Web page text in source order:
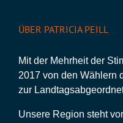
ÜBER PATRICIA PEILL
Mit der Mehrheit der
2017 von den Wählern
zur
Unsere Region steht